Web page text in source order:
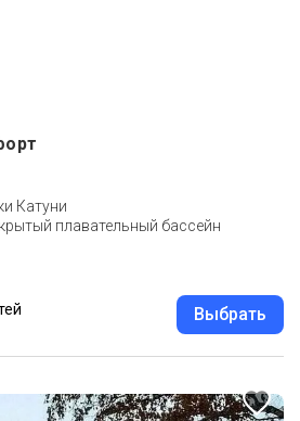
Катуни
плавательный бассейн
Выбрать